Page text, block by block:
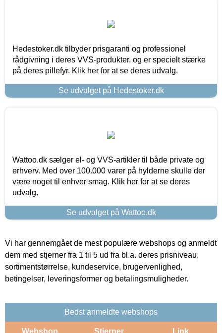
Hedestoker.dk tilbyder prisgaranti og professionel
rådgivning i deres VVS-produkter, og er specielt stærke
på deres pillefyr. Klik her for at se deres udvalg.
Se udvalget på Hedestoker.dk
Wattoo.dk sælger el- og VVS-artikler til både private og
erhverv. Med over 100.000 varer på hylderne skulle der
være noget til enhver smag. Klik her for at se deres
udvalg.
Se udvalget på Wattoo.dk
Vi har gennemgået de mest populære webshops og anmeldt
dem med stjerner fra 1 til 5 ud fra bl.a. deres prisniveau,
sortimentstørrelse, kundeservice, brugervenlighed,
betingelser, leveringsformer og betalingsmuligheder.
Bedst anmeldte webshops
Webshop Stjerner Link